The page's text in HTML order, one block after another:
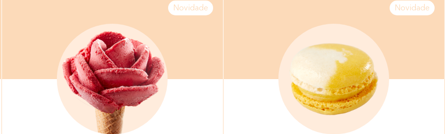
Novidade Novidade